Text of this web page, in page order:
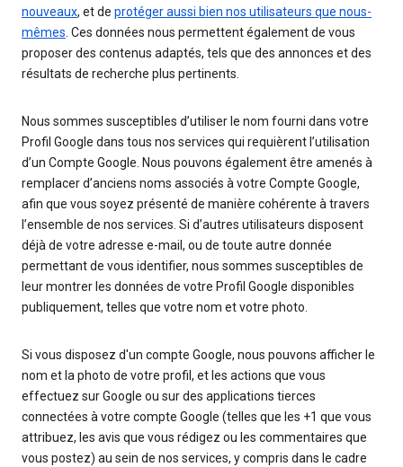
nouveaux, et de protéger aussi bien nos utilisateurs que nous-
mêmes. Ces données nous permettent également de vous
proposer des contenus adaptés, tels que des annonces et des
résultats de recherche plus pertinents.
Nous sommes susceptibles d’utiliser le nom fourni dans votre
Profil Google dans tous nos services qui requièrent l’utilisation
d’un Compte Google. Nous pouvons également être amenés à
remplacer d’anciens noms associés à votre Compte Google,
afin que vous soyez présenté de manière cohérente à travers
l’ensemble de nos services. Si d’autres utilisateurs disposent
déjà de votre adresse e-mail, ou de toute autre donnée
permettant de vous identifier, nous sommes susceptibles de
leur montrer les données de votre Profil Google disponibles
publiquement, telles que votre nom et votre photo.
Si vous disposez d'un compte Google, nous pouvons afficher le
nom et la photo de votre profil, et les actions que vous
effectuez sur Google ou sur des applications tierces
connectées à votre compte Google (telles que les +1 que vous
attribuez, les avis que vous rédigez ou les commentaires que
vous postez) au sein de nos services, y compris dans le cadre